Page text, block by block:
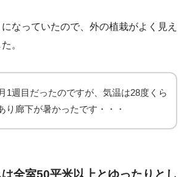
なっていたので、外の植栽がよく見え
。
1週目だったのですが、気温は28度くら
り廊下が暑かったです・・・
全室50平米以上とゆったりとし